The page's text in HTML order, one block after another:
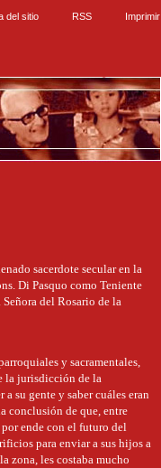
sacerdote secular en la
Di Pasquo como Teniente
Señora del Rosario de la
y sacramentales,
la jurisdicción de la
su gente y saber cuáles eran
conclusión de que, entre
ende con el futuro del
para enviar a sus hijos a
zona, les costaba mucho
del sitio RSS Imprimir